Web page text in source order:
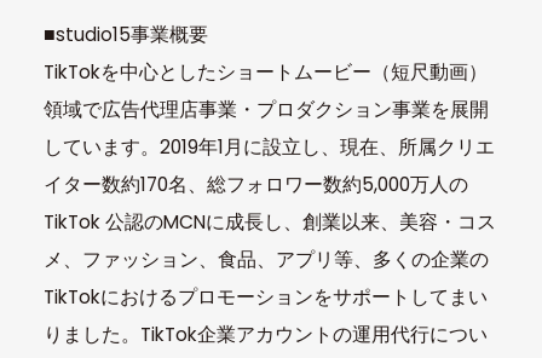
■studio15事業概要
TikTokを中心としたショートムービー（短尺動画）
領域で広告代理店事業・プロダクション事業を展開
しています。2019年1月に設立し、現在、所属クリエ
イター数約170名、総フォロワー数約5,000万人の
TikTok 公認のMCNに成長し、創業以来、美容・コス
メ、ファッション、食品、アプリ等、多くの企業の
TikTokにおけるプロモーションをサポートしてまい
りました。TikTok企業アカウントの運用代行につい